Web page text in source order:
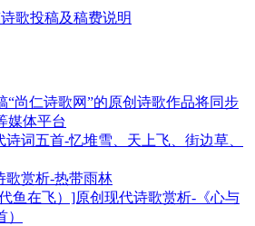
“尚仁诗歌网”的原创诗歌作品将同步
媒体平台
词五首-忆堆雪、天上飞、街边草、
歌赏析-热带雨林
鱼在飞）]原创现代诗歌赏析-《心与